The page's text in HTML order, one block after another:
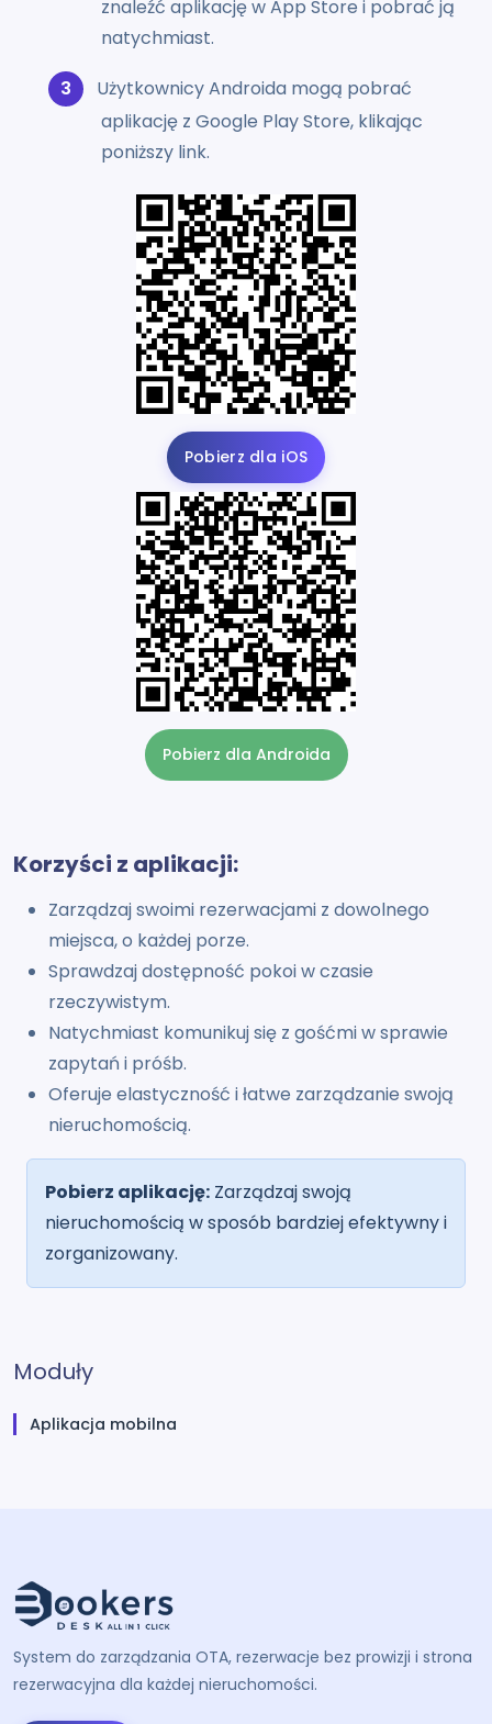
znaleźć aplikację w App Store i pobrać ją
natychmiast.
Użytkownicy Androida mogą pobrać
aplikację z Google Play Store, klikając
poniższy link.
Pobierz dla iOS
Pobierz dla Androida
Korzyści z aplikacji:
Zarządzaj swoimi rezerwacjami z dowolnego
miejsca, o każdej porze.
Sprawdzaj dostępność pokoi w czasie
rzeczywistym.
Natychmiast komunikuj się z gośćmi w sprawie
zapytań i próśb.
Oferuje elastyczność i łatwe zarządzanie swoją
nieruchomością.
Pobierz aplikację: Zarządzaj swoją
nieruchomością w sposób bardziej efektywny i
zorganizowany.
Moduły
Aplikacja mobilna
System do zarządzania OTA, rezerwacje bez prowizji i strona
rezerwacyjna dla każdej nieruchomości.